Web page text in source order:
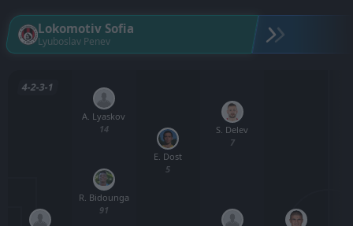
Lokomotiv Sofia
Lyuboslav Penev
4-2-3-1
R. Bidounga
91
A. Lyaskov
14
E. Dost
5
S. Delev
7